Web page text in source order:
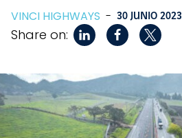
VINCI HIGHWAYS - 30 JUNIO 2023
Share on: